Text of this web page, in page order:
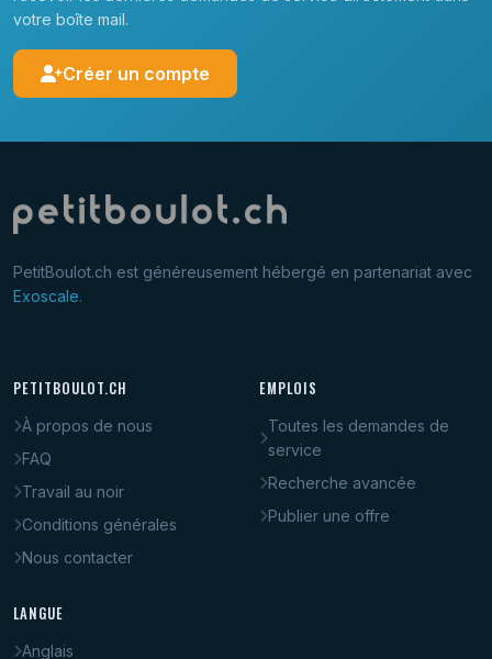
votre boîte mail.
Créer un compte
PetitBoulot.ch est généreusement hébergé en partenariat avec
Exoscale.
PETITBOULOT.CH
À propos de nous
FAQ
Travail au noir
Conditions générales
Nous contacter
EMPLOIS
Toutes les demandes de
service
Recherche avancée
Publier une offre
LANGUE
Anglais